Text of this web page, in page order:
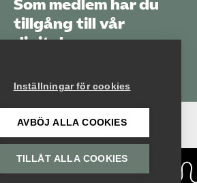
Som medlem har du
tillgång till vår
digitala
Arbetsgivarguiden
Logga in
Bli medlem
Inställningar för cookies
AVBÖJ ALLA COOKIES
TILLÅT ALLA COOKIES